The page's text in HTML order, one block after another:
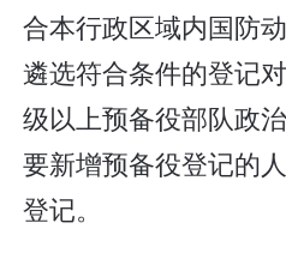
合本行政区域内国防
遴选符合条件的登记
级以上预备役部队政
要新增预备役登记的
登记。